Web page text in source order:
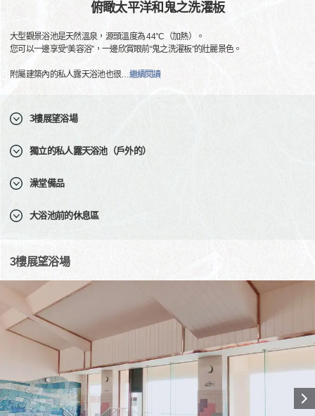
俯瞰太平洋和鬼之洗濯板
大型觀景浴池是天然溫泉，源頭溫度為 44°C（加熱）。
您可以一邊享受“美容浴”，一邊欣賞眼前“鬼之洗濯板”的壯麗景色。
附屬建築內的私人露天浴池也很…繼續閱讀
3樓展望浴場
獨立的私人露天浴池（戶外的）
澡堂備品
大浴池前的休息區
3樓展望浴場